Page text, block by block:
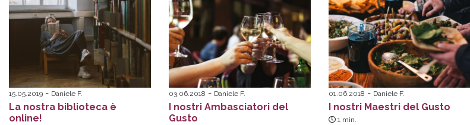
15.05.2019 Daniele F.
La nostra biblioteca è
online!
03.06.2018 Daniele F.
I nostri Ambasciatori del
Gusto
01.06.2018 Daniele F.
I nostri Maestri del Gusto
1 min.